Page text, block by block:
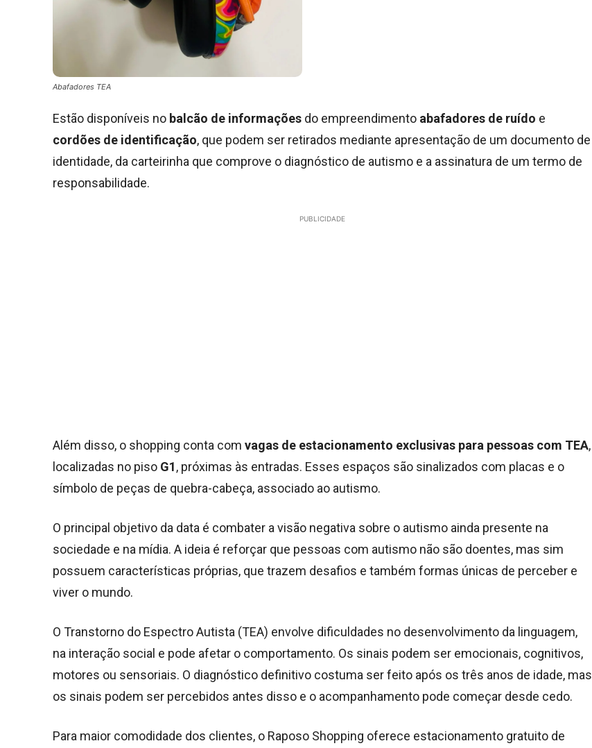
Abafadores TEA
Estão disponíveis no balcão de informações do empreendimento abafadores de ruído e
cordões de identificação, que podem ser retirados mediante apresentação de um documento de
identidade, da carteirinha que comprove o diagnóstico de autismo e a assinatura de um termo de
responsabilidade.
PUBLICIDADE
Além disso, o shopping conta com vagas de estacionamento exclusivas para pessoas com TEA,
localizadas no piso G1, próximas às entradas. Esses espaços são sinalizados com placas e o
símbolo de peças de quebra-cabeça, associado ao autismo.
O principal objetivo da data é combater a visão negativa sobre o autismo ainda presente na
sociedade e na mídia. A ideia é reforçar que pessoas com autismo não são doentes, mas sim
possuem características próprias, que trazem desafios e também formas únicas de perceber e
viver o mundo.
O Transtorno do Espectro Autista (TEA) envolve dificuldades no desenvolvimento da linguagem,
na interação social e pode afetar o comportamento. Os sinais podem ser emocionais, cognitivos,
motores ou sensoriais. O diagnóstico definitivo costuma ser feito após os três anos de idade, mas
os sinais podem ser percebidos antes disso e o acompanhamento pode começar desde cedo.
Para maior comodidade dos clientes, o Raposo Shopping oferece estacionamento gratuito de